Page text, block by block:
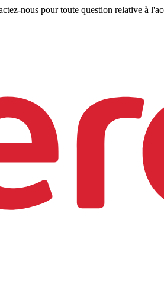
nous pour toute question relative à